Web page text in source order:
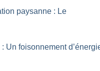
paysanne : Le
Un foisonnement